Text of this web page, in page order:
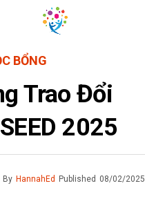
BỔNG
Trao Đổi
2025
By HannahEd Published 08/02/2025